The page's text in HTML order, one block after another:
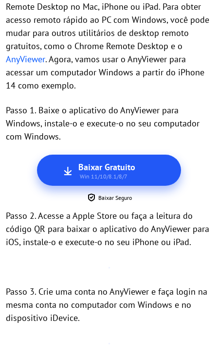
Remote Desktop no Mac, iPhone ou iPad. Para obter
acesso remoto rápido ao PC com Windows, você pode
mudar para outros utilitários de desktop remoto
gratuitos, como o Chrome Remote Desktop e o
AnyViewer. Agora, vamos usar o AnyViewer para
acessar um computador Windows a partir do iPhone
14 como exemplo.
Passo 1. Baixe o aplicativo do AnyViewer para
Windows, instale-o e execute-o no seu computador
com Windows.
Baixar Gratuito
Win 11/10/8.1/8/7
Baixar Seguro
Passo 2. Acesse a Apple Store ou faça a leitura do
código QR para baixar o aplicativo do AnyViewer para
iOS, instale-o e execute-o no seu iPhone ou iPad.
Passo 3. Crie uma conta no AnyViewer e faça login na
mesma conta no computador com Windows e no
dispositivo iDevice.